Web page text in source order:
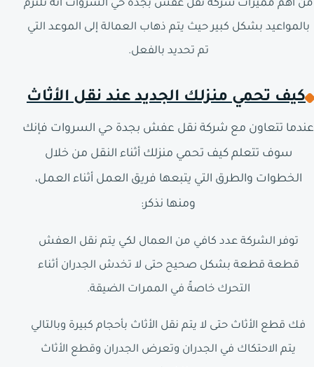
من أهم مميزات شركة نقل عفش بجدة حي السروات أنه تلتزم
بالمواعيد بشكل كبير حيث يتم ذهاب العمالة إلى الموعد التي
تم تحديد بالفعل.
كيف تحمي منزلك الجديد عند نقل الأثاث
عندما تتعاون مع شركة نقل عفش بجدة حي السروات فإنك
سوف تتعلم كيف تحمي منزلك أثناء النقل من خلال
الخطوات والطرق التي يتبعها فريق العمل أثناء العمل،
ومنها نذكر:
توفر الشركة عدد كافي من العمال لكي يتم نقل العفش
قطعة قطعة بشكل صحيح حتى لا تخدش الجدران أثناء
التحرك خاصةً في الممرات الضيقة.
فك قطع الأثاث حتى لا يتم نقل الأثاث بأحجام كبيرة وبالتالي
يتم الاحتكاك في الجدران وتعرض الجدران وقطع الأثاث